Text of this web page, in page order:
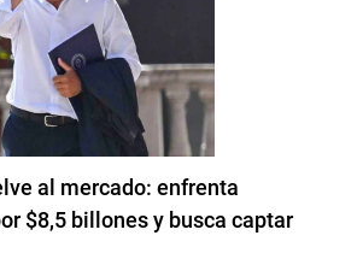
al mercado: enfrenta
$8,5 billones y busca captar